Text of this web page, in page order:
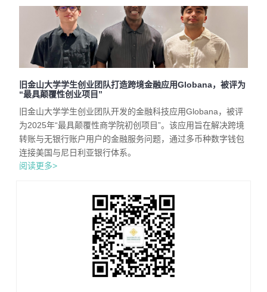
旧金山大学学生创业团队打造跨境金融应用Globana，被评为
“最具颠覆性创业项目”
旧金山大学学生创业团队开发的金融科技应用Globana，被评
为2025年“最具颠覆性商学院初创项目”。该应用旨在解决跨境
转账与无银行账户用户的金融服务问题，通过多币种数字钱包
连接美国与尼日利亚银行体系。
阅读更多>